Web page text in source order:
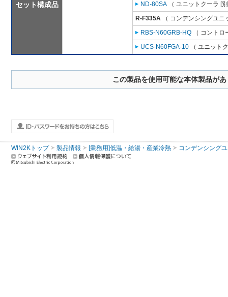
セット構成品
ND-80SA （ ユニットクーラ [
R-F335A （ コンデンシングユ
RBS-N60GRB-HQ （ コント
UCS-N60FGA-10 （ ユニット
この製品を使用可能な本体製品が
WIN2Kトップ 製品情報 [業務用]低温・給湯・産業冷熱 コンデンシング